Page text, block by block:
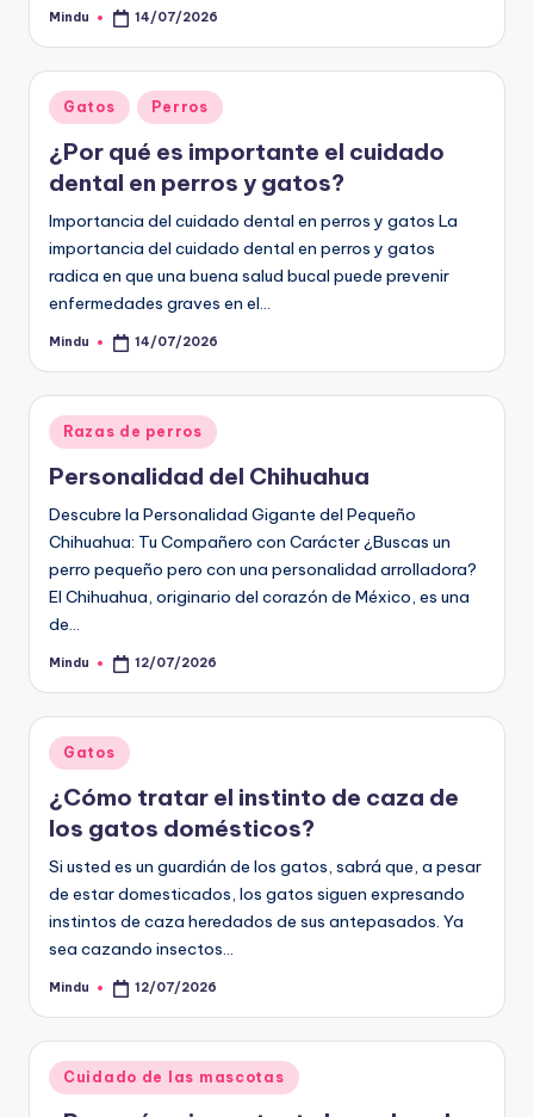
Publicado
Mindu 14/07/2026
Publicado
en
Gatos Perros
¿Por qué es importante el cuidado
dental en perros y gatos?
Importancia del cuidado dental en perros y gatos La
importancia del cuidado dental en perros y gatos
radica en que una buena salud bucal puede prevenir
enfermedades graves en el…
Publicado
Mindu 14/07/2026
Publicado
en
Razas de perros
Personalidad del Chihuahua
Descubre la Personalidad Gigante del Pequeño
Chihuahua: Tu Compañero con Carácter ¿Buscas un
perro pequeño pero con una personalidad arrolladora?
El Chihuahua, originario del corazón de México, es una
de…
Publicado
Mindu 12/07/2026
Publicado
en
Gatos
¿Cómo tratar el instinto de caza de
los gatos domésticos?
Si usted es un guardián de los gatos, sabrá que, a pesar
de estar domesticados, los gatos siguen expresando
instintos de caza heredados de sus antepasados. Ya
sea cazando insectos…
Publicado
Mindu 12/07/2026
Publicado
en
Cuidado de las mascotas